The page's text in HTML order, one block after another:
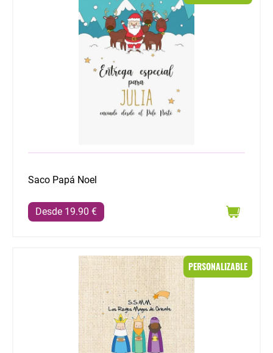
Saco Papá Noel
Desde 19.90 €
PERSONALIZABLE
Saco Reyes Magos, modelo "Beig"